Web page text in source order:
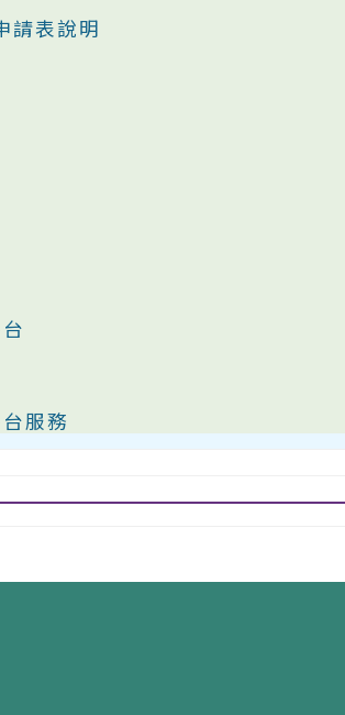
請表說明
服務